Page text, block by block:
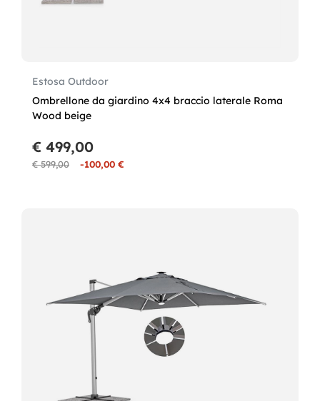
Estosa Outdoor
Ombrellone da giardino 4x4 braccio laterale Roma
Wood beige
€ 599,00 -100,00 €
€ 499,00